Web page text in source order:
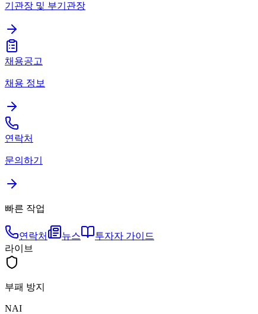
기관장 및 부기관장
채용공고
채용 정보
연락처
문의하기
빠른 작업
연락처 뉴스
투자자 가이드
라이브
부패 방지
NAI